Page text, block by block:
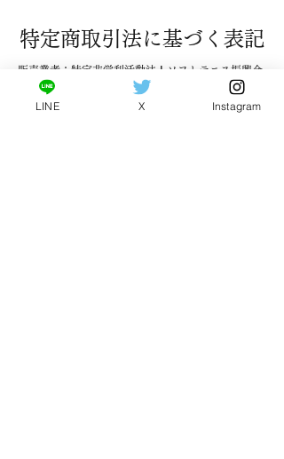
​特定商取引法に基づく表記
販売業者：特定非営利活動法人ソフトテニス振興会
BIGCONC
販売者：原 大湖
LINE X Instagram